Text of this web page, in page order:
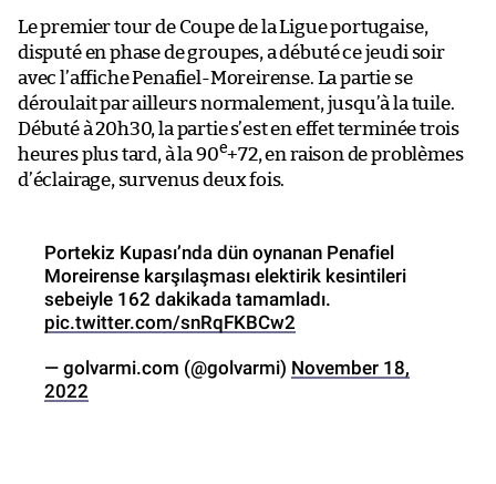
Le premier tour de Coupe de la Ligue portugaise,
disputé en phase de groupes, a débuté ce jeudi soir
avec l’affiche Penafiel-Moreirense. La partie se
déroulait par ailleurs normalement, jusqu’à la tuile.
Débuté à 20h30, la partie s’est en effet terminée trois
heures plus tard, à la 90e+72, en raison de problèmes
d’éclairage, survenus deux fois.
Portekiz Kupası’nda dün oynanan Penafiel
Moreirense karşılaşması elektirik kesintileri
sebeiyle 162 dakikada tamamladı.
pic.twitter.com/snRqFKBCw2
— golvarmi.com (@golvarmi) November 18,
2022